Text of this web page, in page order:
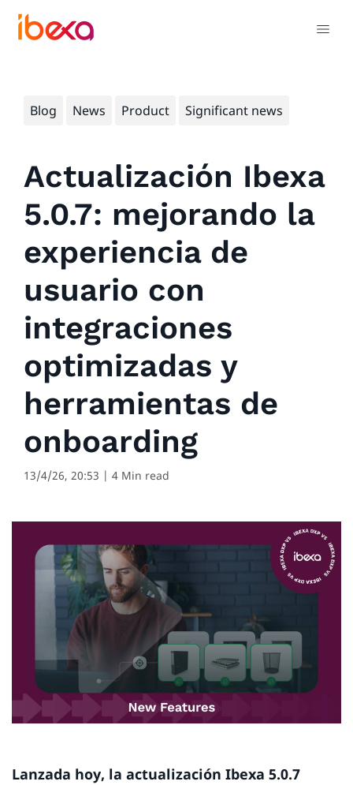
Blog News Product Significant news
Actualización Ibexa
5.0.7: mejorando la
experiencia de
usuario con
integraciones
optimizadas y
herramientas de
onboarding
13/4/26, 20:53 | 4 Min read
Lanzada hoy, la actualización Ibexa 5.0.7